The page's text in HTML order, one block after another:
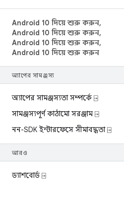
Android 10 দিয়ে শুরু করুন,
Android 10 দিয়ে শুরু করুন,
Android 10 দিয়ে শুরু করুন,
Android 10 দিয়ে শুরু করুন
অ্যাপের সামঞ্জস্য
অ্যাপের সামঞ্জস্যতা সম্পর্কে ⍈
সামঞ্জস্যপূর্ণ কাঠামো সরঞ্জাম ⍈
নন-SDK ইন্টারফেসে সীমাবদ্ধতা ⍈
আরও
ড্যাশবোর্ড ⍈